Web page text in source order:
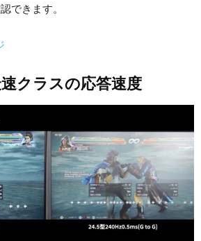
できます。
クラスの応答速度